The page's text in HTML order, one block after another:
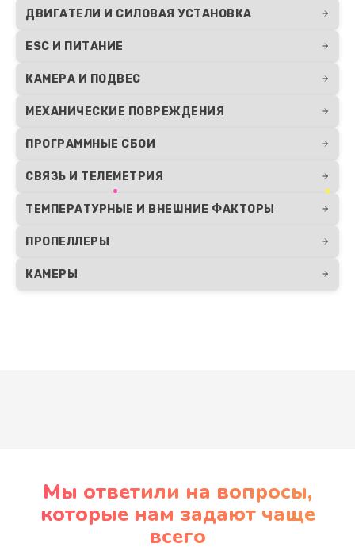
ДВИГАТЕЛИ И СИЛОВАЯ УСТАНОВКА
ESC И ПИТАНИЕ
КАМЕРА И ПОДВЕС
МЕХАНИЧЕСКИЕ ПОВРЕЖДЕНИЯ
ПРОГРАММНЫЕ СБОИ
СВЯЗЬ И ТЕЛЕМЕТРИЯ
ТЕМПЕРАТУРНЫЕ И ВНЕШНИЕ ФАКТОРЫ
ПРОПЕЛЛЕРЫ
КАМЕРЫ
Мы ответили на вопросы,
которые нам задают чаще
всего